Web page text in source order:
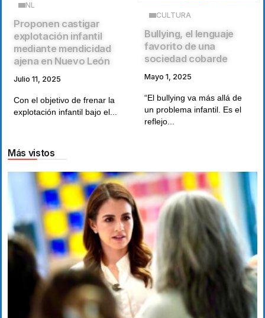
NL
Proponen castigar
explotación infantil
mediante mendicidad
ajena en Nuevo León
Julio 11, 2025
Con el objetivo de frenar la
explotación infantil bajo el...
CULTURA
Bullying, el lenguaje
favorito de una
sociedad cobarde
Mayo 1, 2025
“El bullying va más allá de
un problema infantil. Es el
reflejo...
Más vistos